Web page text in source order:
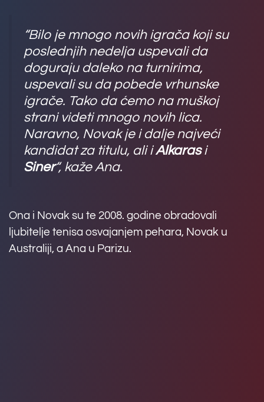
“Bilo je mnogo novih igrača koji su
poslednjih nedelja uspevali da
doguraju daleko na turnirima,
uspevali su da pobede vrhunske
igrače. Tako da ćemo na muškoj
strani videti mnogo novih lica.
Naravno, Novak je i dalje najveći
kandidat za titulu, ali iAlkarasi
Siner“, kaže Ana.
Ona i Novak su te 2008. godine obradovali
ljubitelje tenisa osvajanjem pehara, Novak u
Australiji, a Ana u Parizu.